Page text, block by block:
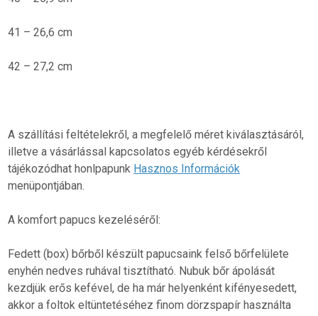
41 – 26,6 cm
42 – 27,2 cm
A szállítási feltételekről, a megfelelő méret kiválasztásáról,
illetve a vásárlással kapcsolatos egyéb kérdésekről
tájékozódhat honlpapunk Hasznos Információk
menüpontjában.
A komfort papucs kezeléséről:
Fedett (box) bőrből készült papucsaink felső bőrfelülete
enyhén nedves ruhával tisztítható. Nubuk bőr ápolását
kezdjük erős kefével, de ha már helyenként kifényesedett,
akkor a foltok eltüntetéséhez finom dörzspapír használta